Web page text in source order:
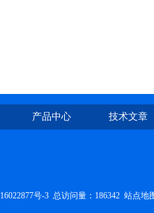
产品中心 技术文章
号-3 总访问量：186342 站点地